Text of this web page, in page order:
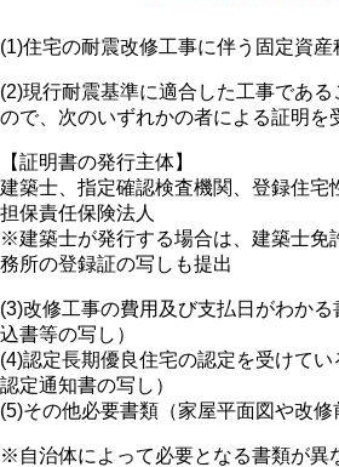
(1)住宅の耐震改修工事に伴う固定資
(2)現行耐震基準に適合した工事であ
ので、次のいずれかの者による証明を
【証明書の発行主体】
建築士、指定確認検査機関、登録住宅
担保責任保険法人
※建築士が発行する場合は、建築士免
務所の登録証の写しも提出
(3)改修工事の費用及び支払日がわか
込書等の写し）
(4)認定長期優良住宅の認定を受けて
認定通知書の写し）
(5)その他必要書類（家屋平面図や改修
※自治体によって必要となる書類が異